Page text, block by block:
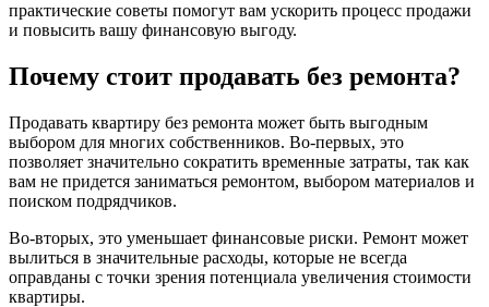
практические советы помогут вам ускорить процесс продажи
и повысить вашу финансовую выгоду.
Почему стоит продавать без ремонта?
Продавать квартиру без ремонта может быть выгодным
выбором для многих собственников. Во-первых, это
позволяет значительно сократить временные затраты, так как
вам не придется заниматься ремонтом, выбором материалов и
поиском подрядчиков.
Во-вторых, это уменьшает финансовые риски. Ремонт может
вылиться в значительные расходы, которые не всегда
оправданы с точки зрения потенциала увеличения стоимости
квартиры.